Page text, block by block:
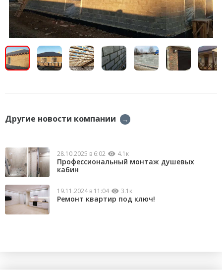
Другие новости компании →
28.10.2025 в 6:02 4.1к
Профессиональный монтаж душевых
кабин
19.11.2024 в 11:04 3.1к
Ремонт квартир под ключ!